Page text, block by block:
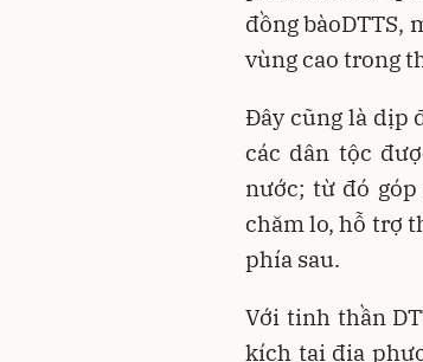
đồng bàoDTTS,
vùng cao trong
Đây cũng là dịp
các dân tộc
nước; từ đó
chăm lo, hỗ trợ
phía sau.
Với tinh thần
kích tại địa